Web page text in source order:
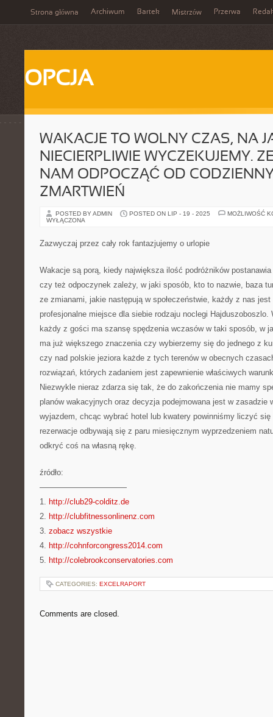
Strona główna Archiwum Bartek Mistrzów Przerwa
OPCJA
WAKACJE TO WOLNY CZAS, NA
NIECIERPLIWIE WYCZEKUJEMY.
NAM ODPOCZĄĆ OD
ZMARTWIEŃ
POSTED BY ADMIN POSTED ON LIP - 19 - 2025
MOŻLIWOŚĆ
WYŁĄCZONA
Zazwyczaj przez cały rok fantazjujemy o urlopie
Wakacje są porą, kiedy największa ilość podróżników
czy też odpoczynek zależy, w jaki sposób, kto to nazwie, baza
ze zmianami, jakie następują w społeczeństwie, każdy z nas
profesjonalne miejsce dla siebie rodzaju noclegi
każdy z gości ma szansę spędzenia wczasów w taki sposób, w
ma już większego znaczenia czy wybierzemy się do jednego z
czy nad polskie jeziora każde z tych terenów w obecnych
rozwiązań, których zadaniem jest zapewnienie właściwych
Niezwykle nieraz zdarza się tak, że do zakończenia nie mamy
planów wakacyjnych oraz decyzja podejmowana jest w zasadzie
wyjazdem, chcąc wybrać hotel lub kwatery powinniśmy liczyć
rezerwacje odbywają się z paru miesięcznym wyprzedzeniem
odkryć coś na własną rękę.
źródło:
———————————
1. http://club29-colditz.de
2. http://clubfitnessonlinenz.com
3. zobacz wszystkie
4. http://cohnforcongress2014.com
5. http://colebrookconservatories.com
CATEGORIES: EXCELRAPORT
Comments are closed.